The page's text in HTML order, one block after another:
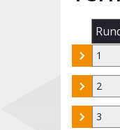
1
2
3